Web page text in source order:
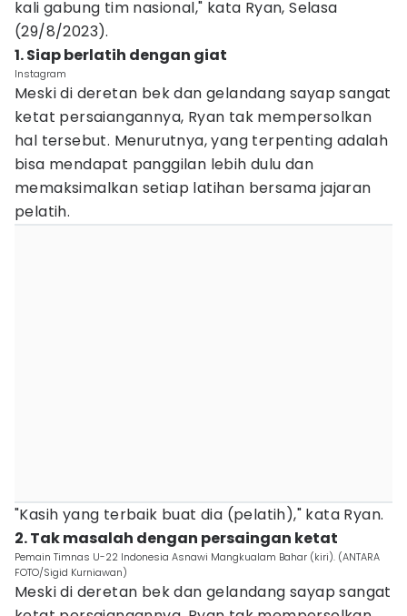
kali gabung tim nasional," kata Ryan, Selasa
(29/8/2023).
1. Siap berlatih dengan giat
Instagram
Meski di deretan bek dan gelandang sayap sangat
ketat persaiangannya, Ryan tak mempersolkan
hal tersebut. Menurutnya, yang terpenting adalah
bisa mendapat panggilan lebih dulu dan
memaksimalkan setiap latihan bersama jajaran
pelatih.
"Kasih yang terbaik buat dia (pelatih)," kata Ryan.
2. Tak masalah dengan persaingan ketat
Pemain Timnas U-22 Indonesia Asnawi Mangkualam Bahar (kiri). (ANTARA
FOTO/Sigid Kurniawan)
Meski di deretan bek dan gelandang sayap sangat